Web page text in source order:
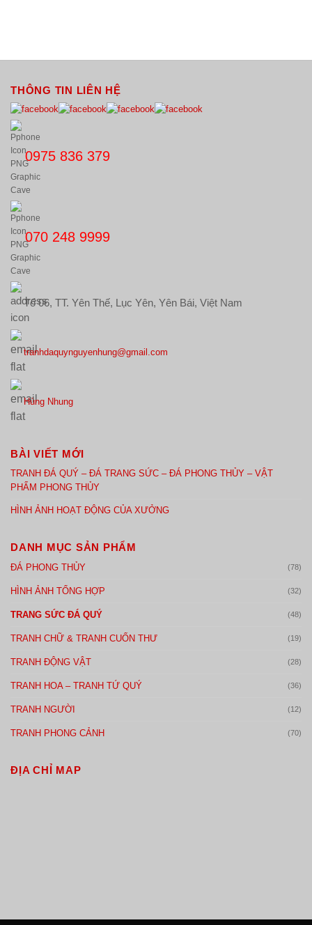
THÔNG TIN LIÊN HỆ
0975 836 379
070 248 9999
Tổ 06, TT. Yên Thế, Lục Yên, Yên Bái, Việt Nam
tranhdaquynguyenhung@gmail.com
Hùng Nhung
BÀI VIẾT MỚI
TRANH ĐÁ QUÝ – ĐÁ TRANG SỨC – ĐÁ PHONG THỦY – VẬT
PHẨM PHONG THỦY
HÌNH ẢNH HOẠT ĐỘNG CỦA XƯỞNG
DANH MỤC SẢN PHẨM
ĐÁ PHONG THỦY (78)
HÌNH ẢNH TỔNG HỢP (32)
TRANG SỨC ĐÁ QUÝ (48)
TRANH CHỮ & TRANH CUỐN THƯ (19)
TRANH ĐỘNG VẬT (28)
TRANH HOA – TRANH TỨ QUÝ (36)
TRANH NGƯỜI (12)
TRANH PHONG CẢNH (70)
ĐỊA CHỈ MAP